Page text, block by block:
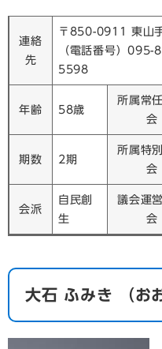
連絡
先
〒850-0911 東山
（電話番号）
5598
年齢 58歳
所属常
会
期数 2期
所属特
会
会派
自民創
生
議会運
会
大石 ふみき （お